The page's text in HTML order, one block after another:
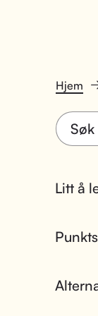
Hjem
Litt å